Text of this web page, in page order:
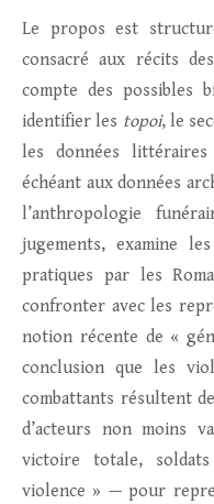
Le propos est
consacré aux récits
compte des possibles
identifier les topoi, le
les données
échéant aux données
l’anthropologie
jugements, examine
pratiques par les
confronter avec les
notion récente de «
conclusion que les
combattants résultent
d’acteurs non moins
victoire totale,
violence » — pour